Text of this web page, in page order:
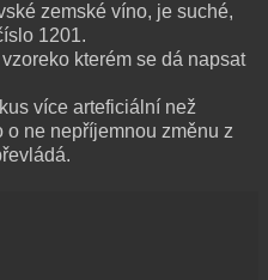
zemské víno, je suché,
1201.
kterém se dá napsat
více arteficiální než
o ne nepříjemnou změnu z